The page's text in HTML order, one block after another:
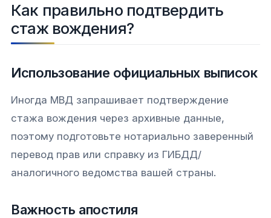
Как правильно подтвердить
стаж вождения?
Использование официальных выписок
Иногда МВД запрашивает подтверждение
стажа вождения через архивные данные,
поэтому подготовьте нотариально заверенный
перевод прав или справку из ГИБДД/
аналогичного ведомства вашей страны.
Важность апостиля